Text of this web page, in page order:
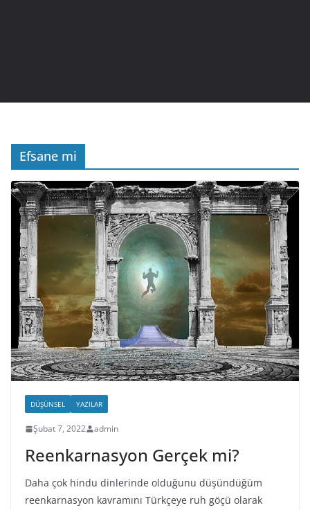
Efsane mi
DÜŞÜNSEL YAZILAR
Şubat 7, 2022 admin
Reenkarnasyon Gerçek mi?
Daha çok hindu dinlerinde olduğunu düşündüğüm
reenkarnasyon kavramını Türkçeye ruh göçü olarak